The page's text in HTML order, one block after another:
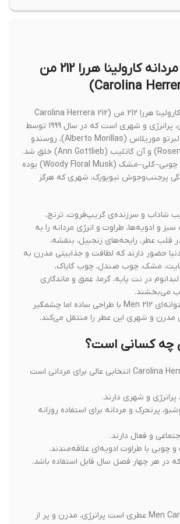
معرفی عطر مردانه کارولینا هررا 212 من
ادو تویلت مردانه کارولینا هررا 212 من (Carolina Herrera 212
Men) عطری مدرن، پرانرژی و شهری است که در سال 1999 توسط
سه عطرساز بزرگ آلبرتو موریلاس (Alberto Morillas)، روسندو
ماتئو (Rosendo Mateu) و آن گاتلیب (Ann Gottlieb) خلق شد.
این عطر از خانواده چوبی–گلی–مشک (Woody Floral Musk) بوده
پرجنب‌وجوش نیویورک، شهری که هرگز
و سرزنده‌ی گریپ‌فروت، ترنج،
طراوت و انرژی مردانه را به
عطر، رایحه‌های زنجبیل، بنفشه،
حضور دارند که لطافت و جذابیتی مدرن به
مشک، چوب صندل، چوب گایاک،
در نت پایه، گرما، عمق و ماندگاری
بطری نقره‌ای و استوانه‌ای 212 Men با طراحی ساده اما چشمگیر
و شهری این عطر را منتقل می‌کند.
کسانی است؟
عطر Carolina Herrera 212 Men انتخابی عالی برای مردانی است
و شهری دارند.
و مردانه برای استفاده روزانه
و فعال دارند.
با طراوت ادویه‌ای علاقه‌مندند.
چهار فصل سال قابل استفاده باشد.
212 Men Carolina Herrera عطری است پرانرژی، مدرن و پر از